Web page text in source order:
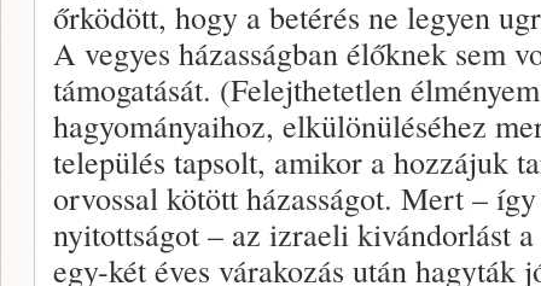
őrködött, hogy a betérés ne legyen
A vegyes házasságban élőknek sem
támogatását. (Felejthetetlen
hagyományaihoz, elkülönüléséhez
település tapsolt, amikor a hozzájuk
orvossal kötött házasságot. Mert –
nyitottságot – az izraeli kivándorlást
egy-két éves várakozás után hagyták